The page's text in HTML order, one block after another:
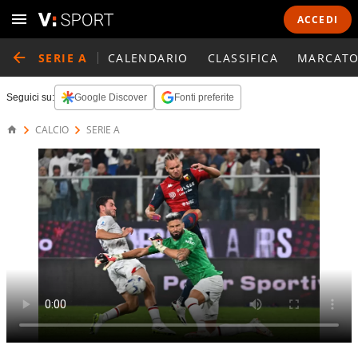
ACCEDI
SERIE A CALENDARIO CLASSIFICA
Seguici su: Google Discover Fonti preferite
CALCIO SERIE A